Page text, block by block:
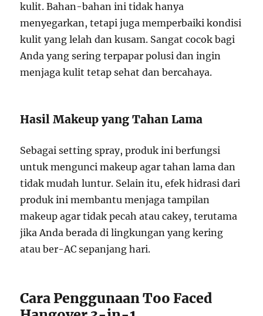
kulit. Bahan-bahan ini tidak hanya
menyegarkan, tetapi juga memperbaiki kondisi
kulit yang lelah dan kusam. Sangat cocok bagi
Anda yang sering terpapar polusi dan ingin
menjaga kulit tetap sehat dan bercahaya.
Hasil Makeup yang Tahan Lama
Sebagai setting spray, produk ini berfungsi
untuk mengunci makeup agar tahan lama dan
tidak mudah luntur. Selain itu, efek hidrasi dari
produk ini membantu menjaga tampilan
makeup agar tidak pecah atau cakey, terutama
jika Anda berada di lingkungan yang kering
atau ber-AC sepanjang hari.
Cara Penggunaan Too Faced